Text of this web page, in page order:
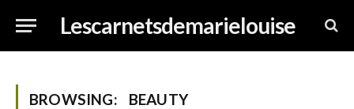
Lescarnetsdemarielouise
BROWSING: BEAUTY